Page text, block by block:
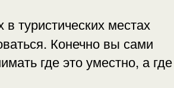
Конечно вы сами
где это уместно, а где